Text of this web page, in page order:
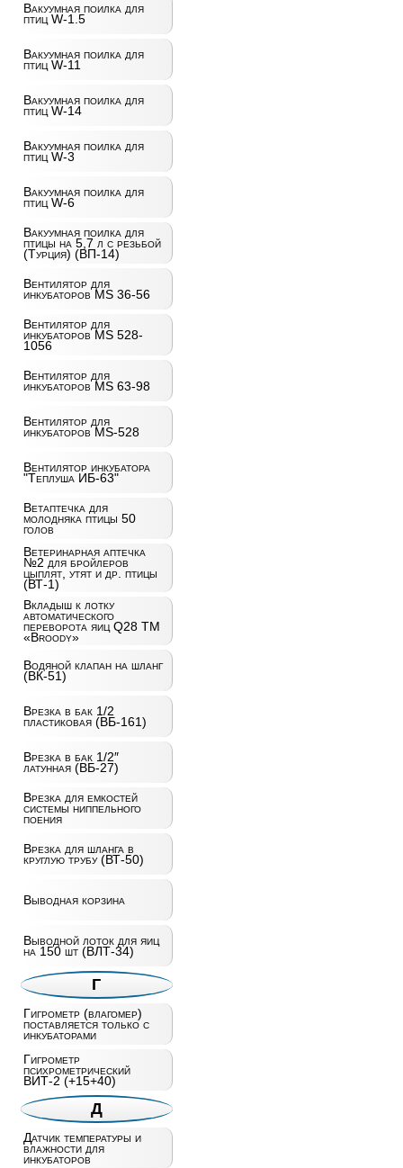
Вакуумная поилка для
птиц W-1.5
Вакуумная поилка для
птиц W-11
Вакуумная поилка для
птиц W-14
Вакуумная поилка для
птиц W-3
Вакуумная поилка для
птиц W-6
Вакуумная поилка для
птицы на 5,7 л с резьбой
(Турция) (ВП-14)
Вентилятор для
инкубаторов MS 36-56
Вентилятор для
инкубаторов MS 528-
1056
Вентилятор для
инкубаторов MS 63-98
Вентилятор для
инкубаторов MS-528
Вентилятор инкубатора
"Теплуша ИБ-63"
Ветаптечка для
молодняка птицы 50
голов
Ветеринарная аптечка
№2 для бройлеров
цыплят, утят и др. птицы
(ВТ-1)
Вкладыш к лотку
автоматического
переворота яиц Q28 ТМ
«Broody»
Водяной клапан на шланг
(ВК-51)
Врезка в бак 1/2
пластиковая (ВБ-161)
Врезка в бак 1/2″
латунная (ВБ-27)
Врезка для емкостей
системы ниппельного
поения
Врезка для шланга в
круглую трубу (ВТ-50)
Выводная корзина
Выводной лоток для яиц
на 150 шт (ВЛТ-34)
Г
Гигрометр (влагомер)
поставляется только с
инкубаторами
Гигрометр
психрометрический
ВИТ-2 (+15+40)
Д
Датчик температуры и
влажности для
инкубаторов